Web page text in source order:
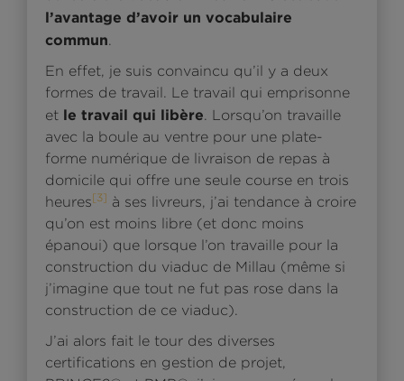
l’avantage d’avoir un vocabulaire
commun.
En effet, je suis convaincu qu’il y a deux
formes de travail. Le travail qui emprisonne
et le travail qui libère. Lorsqu’on travaille
avec la boule au ventre pour une plate-
forme numérique de livraison de repas à
domicile qui offre une seule course en trois
heures[3] à ses livreurs, j’ai tendance à croire
qu’on est moins libre (et donc moins
épanoui) que lorsque l’on travaille pour la
construction du viaduc de Millau (même si
j’imagine que tout ne fut pas rose dans la
construction de ce viaduc).
J’ai alors fait le tour des diverses
certifications en gestion de projet,